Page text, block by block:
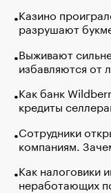
Казино
разрушают
Выживают
избавляются от
Как банк
кредиты
Сотрудники
компаниям.
Как налоговики
неработающих